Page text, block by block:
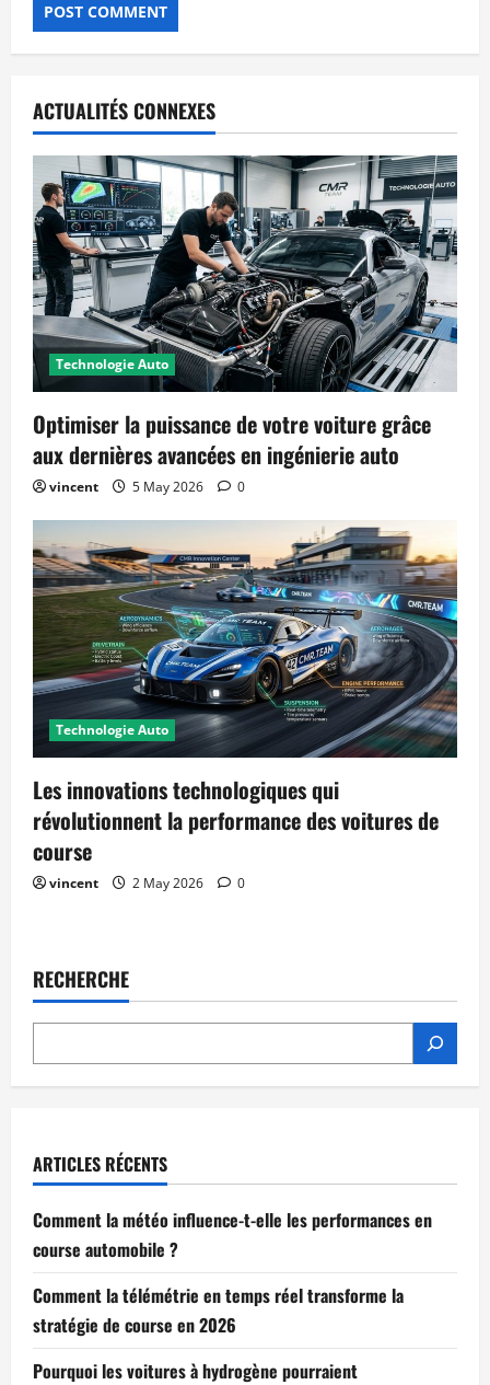
ACTUALITÉS CONNEXES
Technologie Auto
Optimiser la puissance de votre voiture grâce
aux dernières avancées en ingénierie auto
vincent 5 May 2026 0
Technologie Auto
Les innovations technologiques qui
révolutionnent la performance des voitures de
course
vincent 2 May 2026 0
RECHERCHE
ARTICLES RÉCENTS
Comment la météo influence-t-elle les performances en
course automobile ?
Comment la télémétrie en temps réel transforme la
stratégie de course en 2026
Pourquoi les voitures à hydrogène pourraient